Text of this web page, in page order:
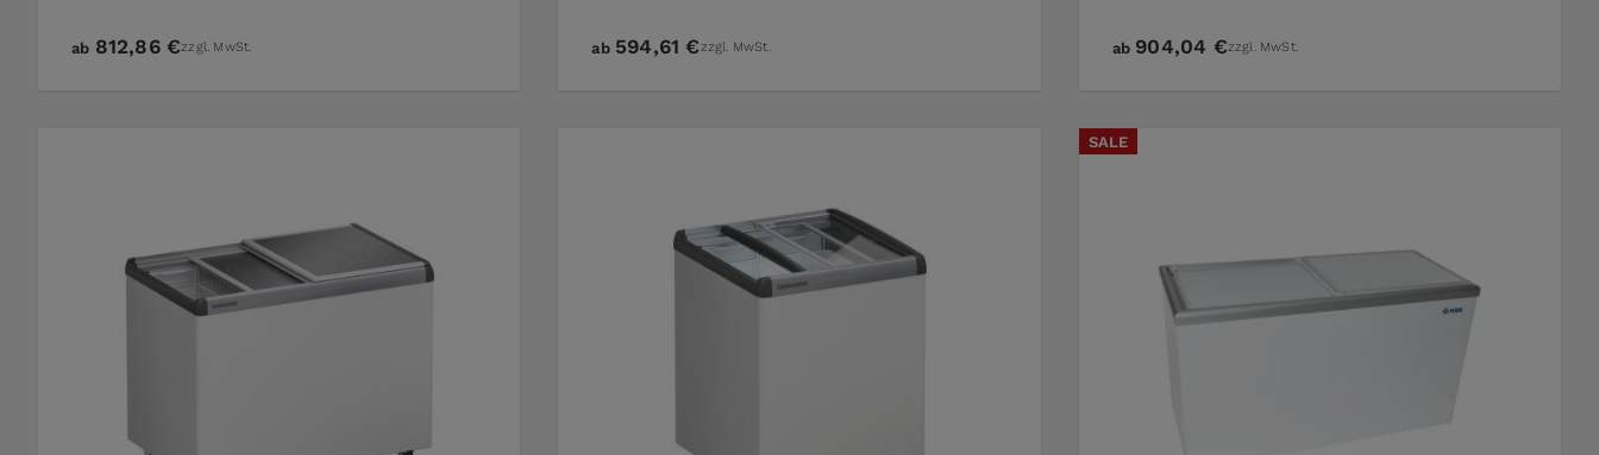
ab 812,86 €zzgl. MwSt. ab 594,61 €zzgl. MwSt. ab 904,04 €zzgl. MwSt.
SALE